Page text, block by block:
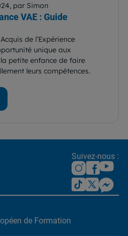
par Simon
VAE : Guide
de l’Expérience
unique aux
petite enfance de faire
leurs compétences.
Suivez-nous :
de Formation